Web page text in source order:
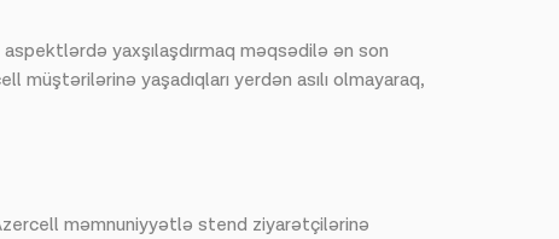
yaxşılaşdırmaq məqsədilə ən son
yaşadıqları yerdən asılı olmayaraq,
məmnuniyyətlə stend ziyarətçilərinə